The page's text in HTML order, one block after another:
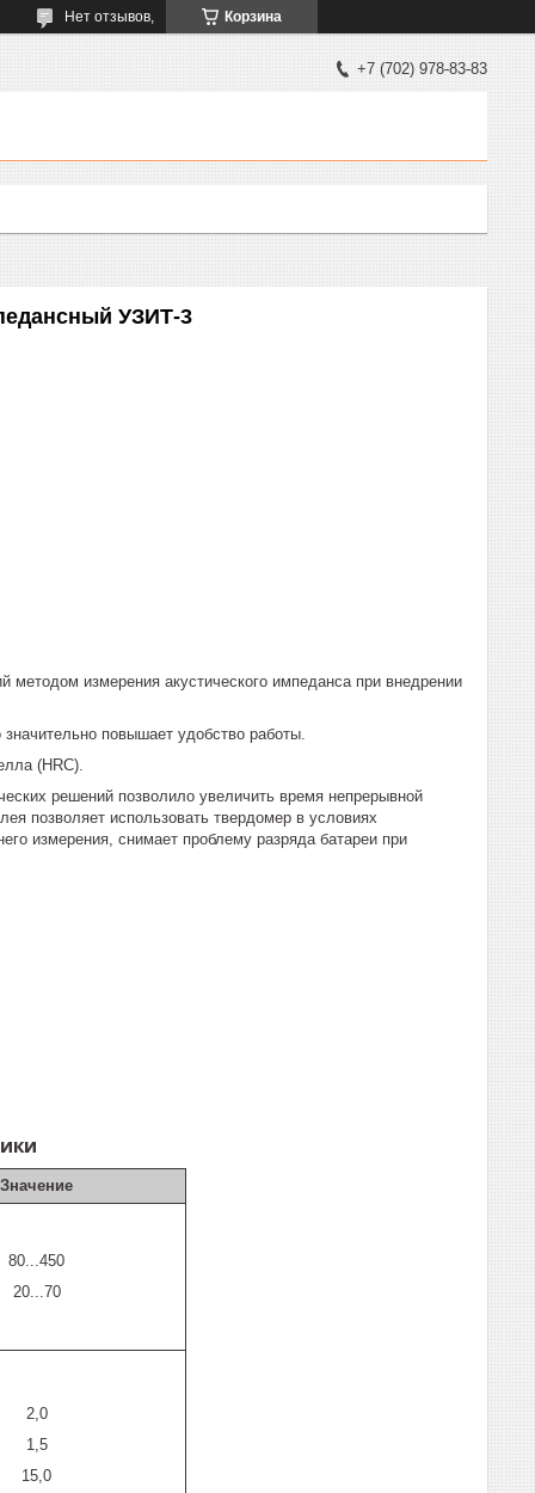
Корзина
Нет отзывов,
+7 (702) 978-83-83
УЗИТ-3
измерения акустического импеданса при внедрении
повышает удобство работы.
(HRC).
решений позволило увеличить время непрерывной
позволяет использовать твердомер в условиях
измерения, снимает проблему разряда батареи при
Значение
80...450
20...70
2,0
1,5
15,0